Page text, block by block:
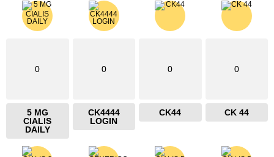
0
5 MG
CIALIS
DAILY
0
CK4444
LOGIN
0
CK44
0
CK 44